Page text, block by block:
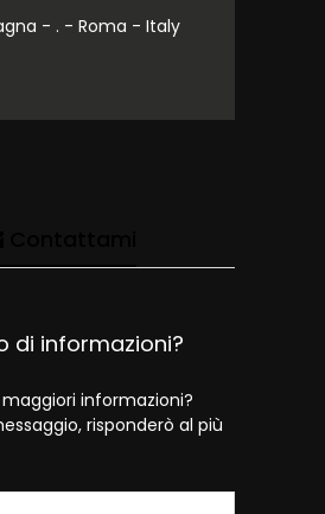
- . - Roma - Italy
di informazioni?
informazioni?
risponderò al più